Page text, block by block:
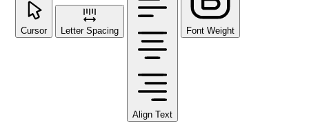
Cursor Letter Spacing
Align Text
Font Weight